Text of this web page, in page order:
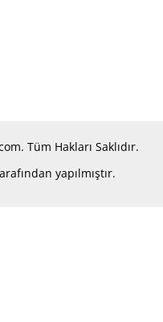
Tüm Hakları Saklıdır.
yapılmıştır.